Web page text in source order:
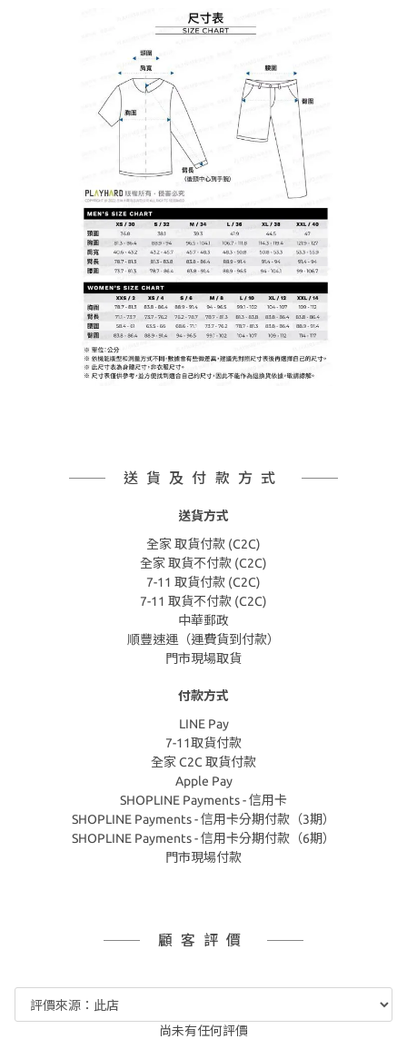
送貨及付款方式
送貨方式
全家 取貨付款 (C2C)
全家 取貨不付款 (C2C)
7-11 取貨付款 (C2C)
7-11 取貨不付款 (C2C)
中華郵政
順豐速運（運費貨到付款）
門市現場取貨
付款方式
LINE Pay
7-11取貨付款
全家 C2C 取貨付款
Apple Pay
SHOPLINE Payments - 信用卡
SHOPLINE Payments - 信用卡分期付款（3期）
SHOPLINE Payments - 信用卡分期付款（6期）
門市現場付款
顧客評價
尚未有任何評價